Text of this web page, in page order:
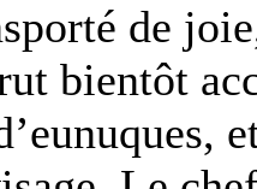
de
bientôt